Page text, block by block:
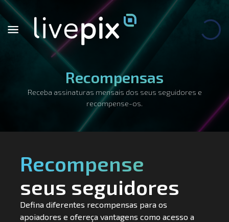
Recompensas
Receba assinaturas mensais dos seus seguidores e
recompense-os.
Recompense
seus seguidores
Defina diferentes recompensas para os
apoiadores e ofereça vantagens como acesso a